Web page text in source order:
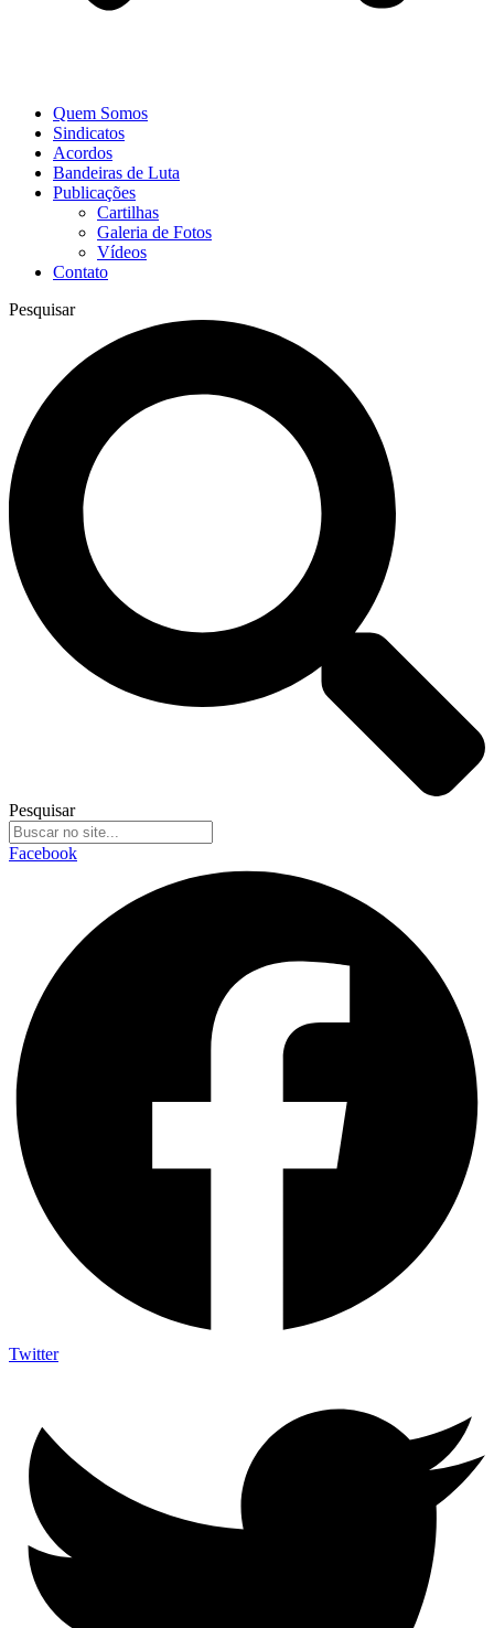
Quem Somos
Sindicatos
Acordos
Bandeiras de Luta
Publicações
Cartilhas
Galeria de Fotos
Vídeos
Contato
Pesquisar
Pesquisar
Facebook
Twitter